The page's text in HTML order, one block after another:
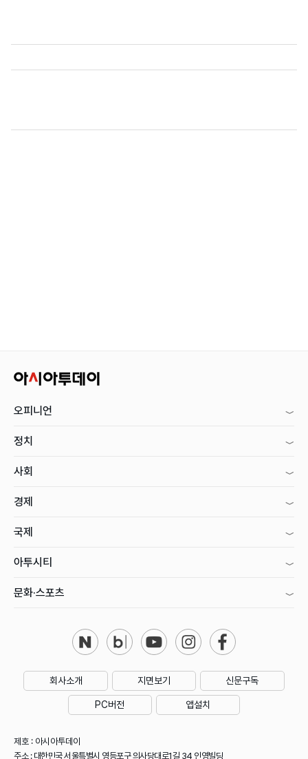
오피니언
정치
사회
경제
국제
아투시티
문화·스포츠
회사소개 지면보기 신문구독
PC버전 앱설치
제호 : 아시아투데이
주소 : 대한민국 서울특별시 영등포구 의사당대로1길 34 인영빌딩